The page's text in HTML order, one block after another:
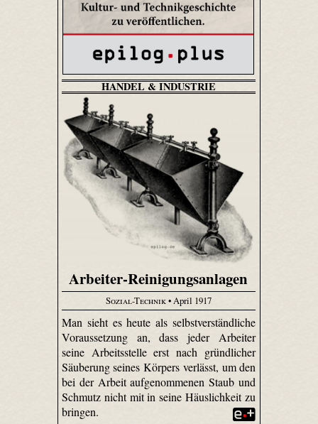
HANDEL & INDUSTRIE
Arbeiter-Reinigungsanlagen
Sozial-Technik• April 1917
Man sieht es heute als selbstverständliche
Voraussetzung an, dass jeder Arbeiter
seine Arbeitsstelle erst nach gründlicher
Säuberung seines Körpers verlässt, um den
bei der Arbeit aufgenommenen Staub und
Schmutz nicht mit in seine Häuslichkeit zu
bringen.